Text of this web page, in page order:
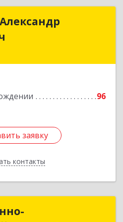
96
заявку
контакты
Александр
Подробнее
заявку
Назад
Консультационно-